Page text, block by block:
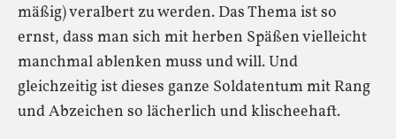
mäßig) veralbert zu werden. Das Thema ist so
ernst, dass man sich mit herben Späßen vielleicht
manchmal ablenken muss und will. Und
gleichzeitig ist dieses ganze Soldatentum mit Rang
und Abzeichen so lächerlich und klischeehaft.